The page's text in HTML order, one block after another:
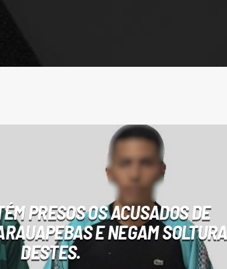
PRESOS OS ACUSADOS DE
E NEGAM SOLTURA
DESTES.